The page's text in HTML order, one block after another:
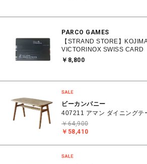
PARCO GAMES
【STRAND STORE】
VICTORINOX SWISS CARD
￥8,800
ビーカンパニー
407211 アマン ダイニングテ
￥58,410
￥64,900